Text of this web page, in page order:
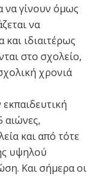
να γίνουν όμως
να
και ιδιαιτέρως
στο σχολείο,
χρονιά
αιώνες,
και από τότε
υψηλού
Και σήμερα οι